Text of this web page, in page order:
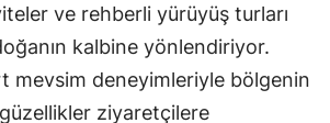
ve rehberli yürüyüş turları
doğanın kalbine yönlendiriyor.
mevsim deneyimleriyle bölgenin
ziyaretçilere